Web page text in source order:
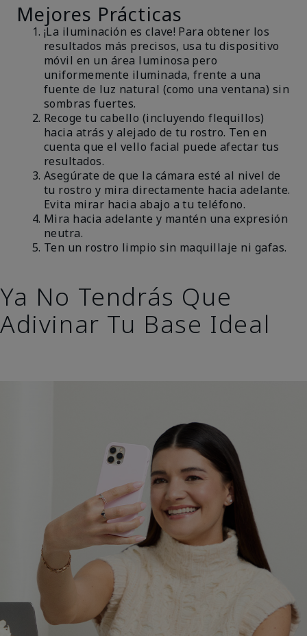
Mejores Prácticas
¡La iluminación es clave! Para obtener los
resultados más precisos, usa tu dispositivo
móvil en un área luminosa pero
uniformemente iluminada, frente a una
fuente de luz natural (como una ventana) sin
sombras fuertes.
Recoge tu cabello (incluyendo flequillos)
hacia atrás y alejado de tu rostro. Ten en
cuenta que el vello facial puede afectar tus
resultados.
Asegúrate de que la cámara esté al nivel de
tu rostro y mira directamente hacia adelante.
Evita mirar hacia abajo a tu teléfono.
Mira hacia adelante y mantén una expresión
neutra.
Ten un rostro limpio sin maquillaje ni gafas.
Ya No Tendrás Que
Adivinar Tu Base Ideal